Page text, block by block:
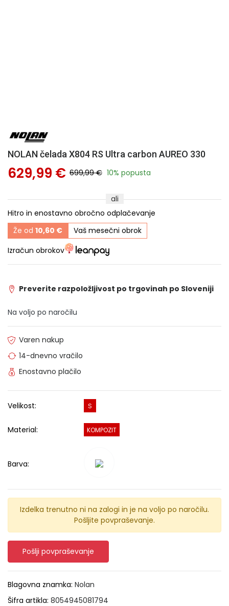
NOLAN čelada X804 RS Ultra carbon AUREO 330
629,99 € 699,99 € 10% popusta
ali
Hitro in enostavno obročno odplačevanje
Že od 10,60 €
Vaš mesečni obrok
Izračun obrokov
Preverite razpoložljivost po trgovinah po Sloveniji
Na voljo po naročilu
Varen nakup
14-dnevno vračilo
Enostavno plačilo
Velikost: S
Material: KOMPOZIT
Barva:
Izdelka trenutno ni na zalogi in je na voljo po naročilu.
Pošljite povpraševanje.
Pošlji povpraševanje
Blagovna znamka: Nolan
Šifra artikla: 8054945081794